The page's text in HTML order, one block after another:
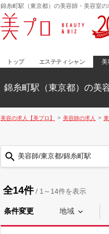
錦糸町駅（東京都）の美容師・美容室
トップ エステティシャン 美
錦糸町駅（東京都）の美
美容の求人【美プロ】 美容師の求人
美容師/東京都/錦糸町駅
全14件/ 1～14件を表示
条件変更 地域